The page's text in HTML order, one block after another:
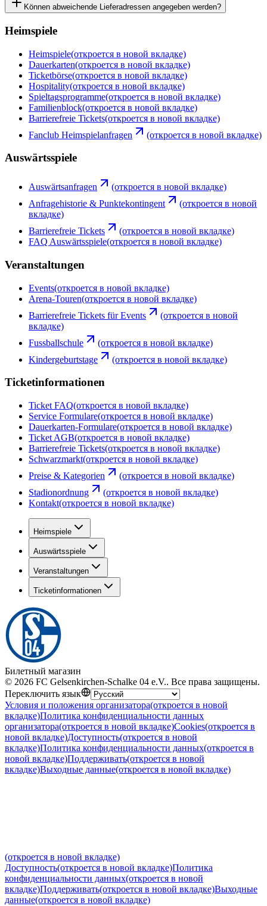
Können abweichende Lieferadressen angegeben werden?
Heimspiele
Heimspiele(откроется в новой вкладке)
Dauerkarten(откроется в новой вкладке)
Ticketbörse(откроется в новой вкладке)
Hospitality(откроется в новой вкладке)
Spieltagsprogramme(откроется в новой вкладке)
Familienblock(откроется в новой вкладке)
Barrierefreie Tickets(откроется в новой вкладке)
Fanclub Heimspielanfragen
(откроется в новой вкладке)
Auswärtsspiele
Auswärtsanfragen
(откроется в новой вкладке)
Anfragehistorie & Punktekontingent
(откроется в новой
вкладке)
Barrierefreie Tickets
(откроется в новой вкладке)
FAQ Auswärtsspiele(откроется в новой вкладке)
Veranstaltungen
Events(откроется в новой вкладке)
Arena-Touren(откроется в новой вкладке)
Barrierefreie Tickets für Events
(откроется в новой
вкладке)
Fussballschule
(откроется в новой вкладке)
Kindergeburtstage
(откроется в новой вкладке)
Ticketinformationen
Ticket FAQ(откроется в новой вкладке)
Service Formulare(откроется в новой вкладке)
Dauerkarten-Formulare(откроется в новой вкладке)
Ticket AGB(откроется в новой вкладке)
Barrierefreie Tickets(откроется в новой вкладке)
Schwarzmarkt(откроется в новой вкладке)
Preise & Kategorien
(откроется в новой вкладке)
Stadionordnung
(откроется в новой вкладке)
Kontakt(откроется в новой вкладке)
Heimspiele
Auswärtsspiele
Veranstaltungen
Ticketinformationen
Билетный магазин
© 2026 FC Gelsenkirchen-Schalke 04 e.V.. Все права защищены.
Переключить язык
Условия и положения организатора(откроется в новой
вкладке)Политика конфиденциальности данных
организатора(откроется в новой вкладке)Cookies(откроется в
новой вкладке)Доступность(откроется в новой
вкладке)Политика конфиденциальности данных(откроется в
новой вкладке)Поддерживать(откроется в новой
вкладке)Выходные данные(откроется в новой вкладке)
(откроется в новой вкладке)
Доступность(откроется в новой вкладке)Политика
конфиденциальности данных(откроется в новой
вкладке)Поддерживать(откроется в новой вкладке)Выходные
данные(откроется в новой вкладке)